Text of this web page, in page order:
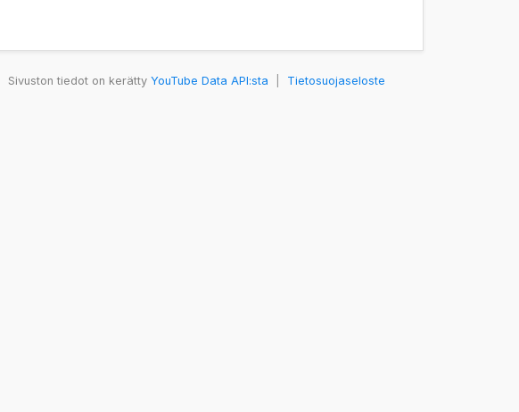
Sivuston tiedot on kerätty YouTube Data API:sta Tietosuojaseloste